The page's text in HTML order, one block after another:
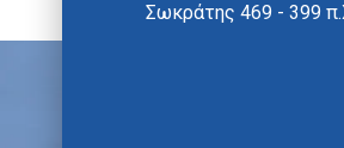
Σωκράτης 469 - 399